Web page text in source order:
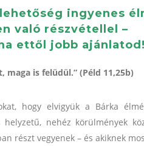
ingyenes
való részvétellel –
ettől jobb ajánlatod!
is felüdül.” (Péld 11,25b)
hogy elvigyük a Bárka
nehéz körülmények
részt vegyenek – és akiknek